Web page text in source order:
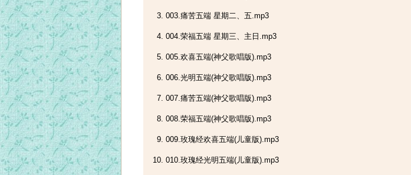
003.痛苦五端 星期二、五.mp3
004.荣福五端 星期三、主日.mp3
005.欢喜五端(神父歌唱版).mp3
006.光明五端(神父歌唱版).mp3
007.痛苦五端(神父歌唱版).mp3
008.荣福五端(神父歌唱版).mp3
009.玫瑰经欢喜五端(儿童版).mp3
010.玫瑰经光明五端(儿童版).mp3